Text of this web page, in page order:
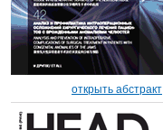
открыть абстракт